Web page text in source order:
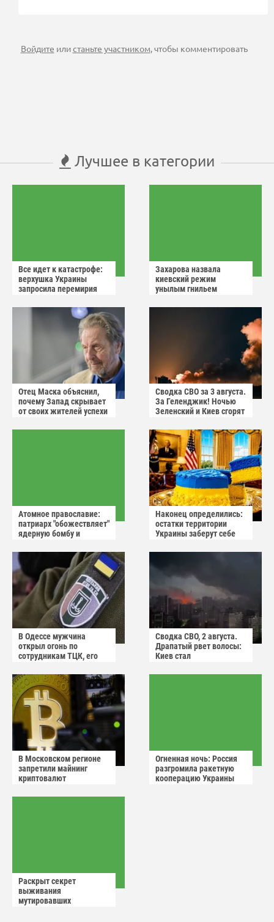
Войдите илистаньте участником, чтобы комментировать
Лучшее в категории
Все идет к катастрофе:
верхушка Украины
запросила перемирия
Захарова назвала
киевский режим
унылым гнильем
Отец Маска объяснил,
почему Запад скрывает
от своих жителей успехи
Сводка СВО за 3 августа.
За Геленджик! Ночью
Зеленский и Киев сгорят
Атомное православие:
патриарх "обожествляет"
ядерную бомбу и
"апокалиптических
сценариев"
Наконец определились:
остатки территории
Украины заберут себе
В Одессе мужчина
открыл огонь по
сотрудникам ТЦК, его
Сводка СВО, 2 августа.
Драпатый рвет волосы:
Киев стал
В Московском регионе
запретили майнинг
криптовалют
Огненная ночь: Россия
разгромила ракетную
кооперацию Украины
Раскрыт секрет
выживания
мутировавших